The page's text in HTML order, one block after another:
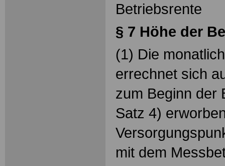
Betriebsrente
§ 7 Höhe der
(1) Die
errechnet sich
zum Beginn der
Satz 4)
mit dem